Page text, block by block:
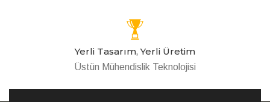
Yerli Tasarım, Yerli Üretim
Üstün Mühendislik Teknolojisi